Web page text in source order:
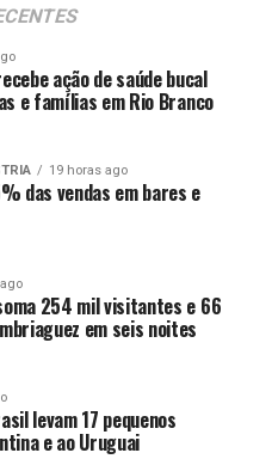
ação de saúde bucal
e famílias em Rio Branco
19 horas ago
das vendas em bares e
254 mil visitantes e 66
em seis noites
levam 17 pequenos
e ao Uruguai